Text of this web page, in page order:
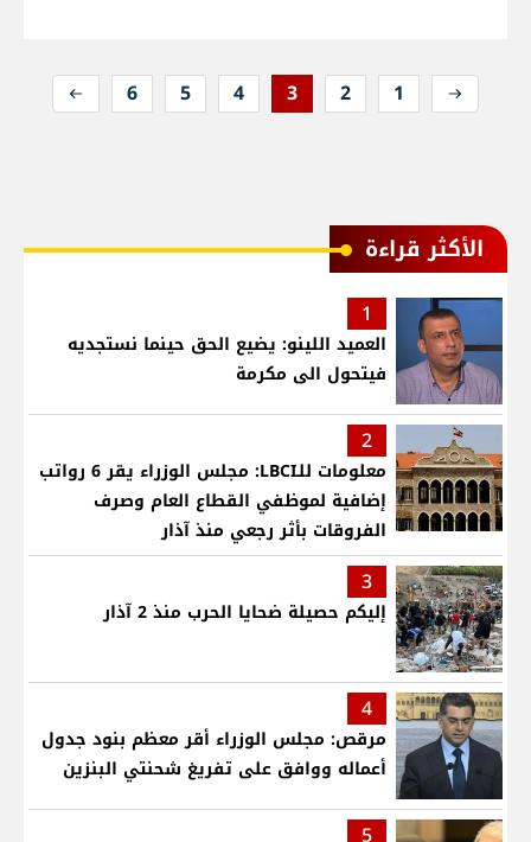
1
2
3
4
5
6
الأكثر قراءة
1
العميد اللينو: يضيع الحق حينما نستجديه
فيتحول الى مكرمة
2
معلومات للـLBCI: مجلس الوزراء يقر 6 رواتب
إضافية لموظفي القطاع العام وصرف
الفروقات بأثر رجعي منذ آذار
3
إليكم حصيلة ضحايا الحرب منذ 2 آذار
4
مرقص: مجلس الوزراء أقر معظم بنود جدول
أعماله ووافق على تفريغ شحنتي البنزين